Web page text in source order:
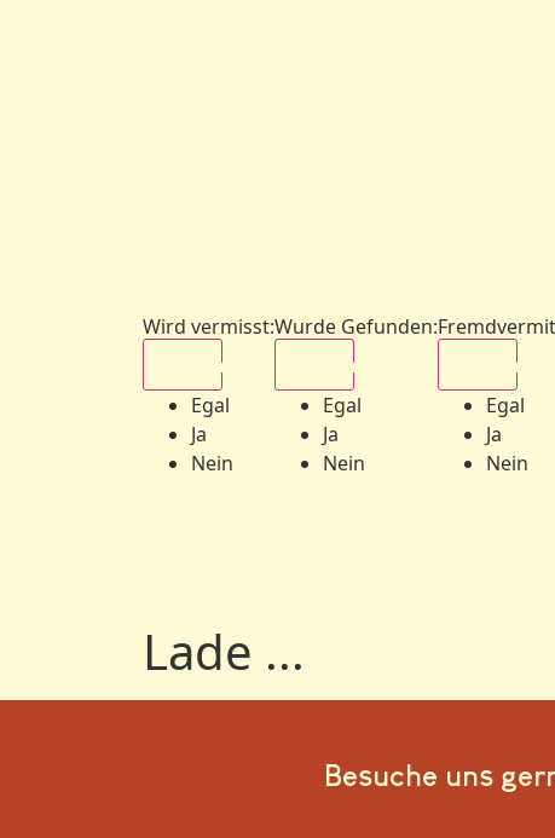
Wird vermisst:
Egal
Ja
Nein
Wurde Gefunden:
Egal
Ja
Nein
Egal
Ja
Nein
Lade ...
Besuche uns